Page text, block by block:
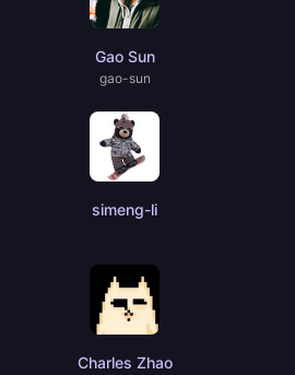
Gao Sun
gao-sun
simeng-li
Charles Zhao